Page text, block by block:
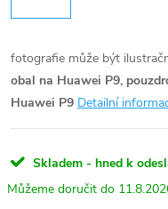
fotografie může být
obal na Huawei P9,
Huawei P9 Detailní
Skladem - hned k